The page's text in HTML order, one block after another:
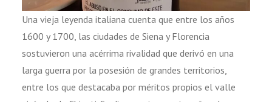
Una vieja leyenda italiana cuenta que entre los años
1600 y 1700, las ciudades de Siena y Florencia
sostuvieron una acérrima rivalidad que derivó en una
larga guerra por la posesión de grandes territorios,
entre los que destacaba por méritos propios el valle